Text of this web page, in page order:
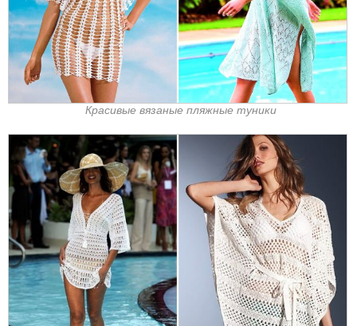
Красивые вязаные пляжные туники